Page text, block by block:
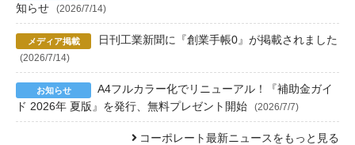
知らせ
(2026/7/14)
日刊工業新聞に『創業手帳0』が掲載されました
(2026/7/14)
A4フルカラー化でリニューアル！『補助金ガイ
ド 2026年 夏版』を発行、無料プレゼント開始
(2026/7/7)
コーポレート最新ニュースをもっと見る